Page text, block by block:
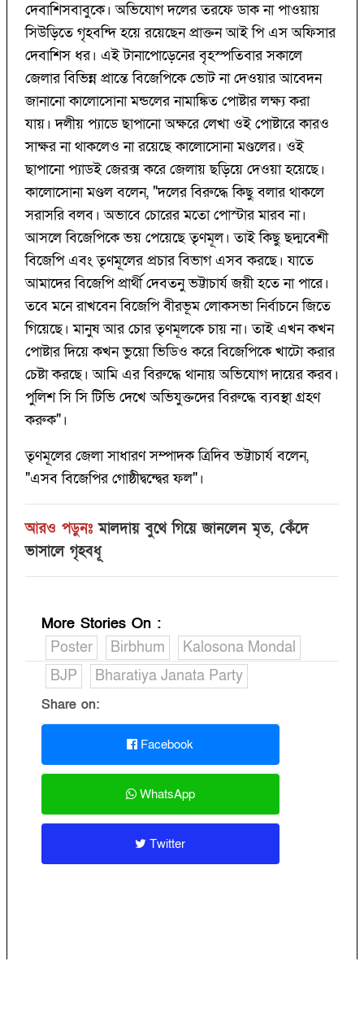
দেবাশিসবাবুকে। অভিযোগ দলের তরফে ডাক না পাওয়ায়
সিউড়িতে গৃহবন্দি হয়ে রয়েছেন প্রাক্তন আই পি এস অফিসার
দেবাশিস ধর। এই টানাপোড়েনের বৃহস্পতিবার সকালে
জেলার বিভিন্ন প্রান্তে বিজেপিকে ভোট না দেওয়ার আবেদন
জানানো কালোসোনা মন্ডলের নামাঙ্কিত পোষ্টার লক্ষ্য করা
যায়। দলীয় প্যাডে ছাপানো অক্ষরে লেখা ওই পোষ্টারে কারও
সাক্ষর না থাকলেও না রয়েছে কালোসোনা মণ্ডলের। ওই
ছাপানো প্যাডই জেরক্স করে জেলায় ছড়িয়ে দেওয়া হয়েছে।
কালোসোনা মণ্ডল বলেন, "দলের বিরুদ্ধে কিছু বলার থাকলে
সরাসরি বলব। অভাবে চোরের মতো পোস্টার মারব না।
আসলে বিজেপিকে ভয় পেয়েছে তৃণমূল। তাই কিছু ছদ্মবেশী
বিজেপি এবং তৃণমূলের প্রচার বিভাগ এসব করছে। যাতে
আমাদের বিজেপি প্রার্থী দেবতনু ভট্টাচার্য জয়ী হতে না পারে।
তবে মনে রাখবেন বিজেপি বীরভূম লোকসভা নির্বাচনে জিতে
গিয়েছে। মানুষ আর চোর তৃণমূলকে চায় না। তাই এখন কখন
পোষ্টার দিয়ে কখন ভুয়ো ভিডিও করে বিজেপিকে খাটো করার
চেষ্টা করছে। আমি এর বিরুদ্ধে থানায় অভিযোগ দায়ের করব।
পুলিশ সি সি টিভি দেখে অভিযুক্তদের বিরুদ্ধে ব্যবস্থা গ্রহণ
করুক"।
তৃণমূলের জেলা সাধারণ সম্পাদক ত্রিদিব ভট্টাচার্য বলেন,
"এসব বিজেপির গোষ্ঠীদ্বন্দ্বের ফল"।
আরও পড়ুনঃ মালদায় বুথে গিয়ে জানলেন মৃত, কেঁদে
ভাসালে গৃহবধূ
More Stories On :
Poster
Birbhum
Kalosona Mondal
BJP
Bharatiya Janata Party
Share on:
Facebook
WhatsApp
Twitter